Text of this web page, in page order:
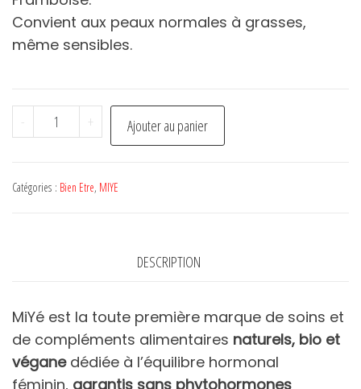
Convient aux peaux normales à grasses,
même sensibles.
-
quantité
de
perfectrice
+ Ajouter au panier
Catégories : Bien Etre, MIYE
DESCRIPTION
MiYé est la toute première marque de soins et
de compléments alimentaires naturels, bio et
véganedédiée à l’équilibre hormonal
féminin, garantis sans phytohormones